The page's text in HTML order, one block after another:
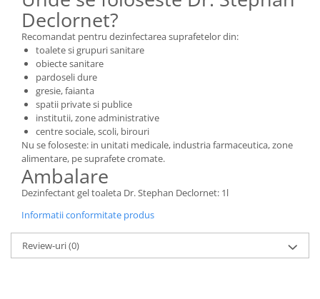
Declornet?
Recomandat pentru dezinfectarea suprafetelor din:
toalete si grupuri sanitare
obiecte sanitare
pardoseli dure
gresie, faianta
spatii private si publice
institutii, zone administrative
centre sociale, scoli, birouri
Nu se foloseste: in unitati medicale, industria farmaceutica, zone
alimentare, pe suprafete cromate.
Ambalare
Dezinfectant gel toaleta Dr. Stephan Declornet: 1l
Informatii conformitate produs
Review-uri(0)